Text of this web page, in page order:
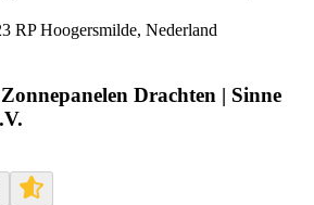
RP Hoogersmilde, Nederland
Drachten | Sinne